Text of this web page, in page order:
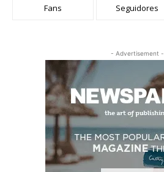
Fans Seguidores
- Advertisement -